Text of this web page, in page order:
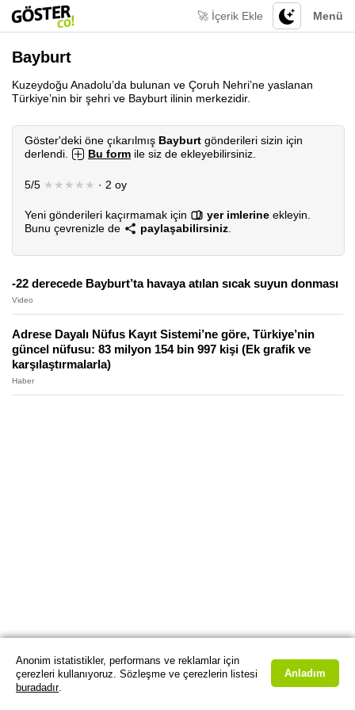
Menü
🚀 İçerik Ekle
Bayburt
Kuzeydoğu Anadolu’da bulunan ve Çoruh Nehri’ne yaslanan
Türkiye’nin bir şehri ve Bayburt ilinin merkezidir.
Göster'deki öne çıkarılmış Bayburt gönderileri sizin için
derlendi.
Bu form ile siz de ekleyebilirsiniz.
5/5 ★★★★★ · 2 oy
Yeni gönderileri kaçırmamak için yer imlerine ekleyin.
Bunu çevrenizle de
paylaşabilirsiniz
-22 derecede Bayburt’ta havaya atılan sıcak suyun donması
Video
Adrese Dayalı Nüfus Kayıt Sistemi’ne göre, Türkiye’nin
güncel nüfusu: 83 milyon 154 bin 997 kişi (Ek grafik ve
karşılaştırmalarla)
Haber
Anonim istatistikler, performans ve reklamlar için
çerezleri kullanıyoruz. Sözleşme ve çerezlerin listesi
buradadır.
Anladım